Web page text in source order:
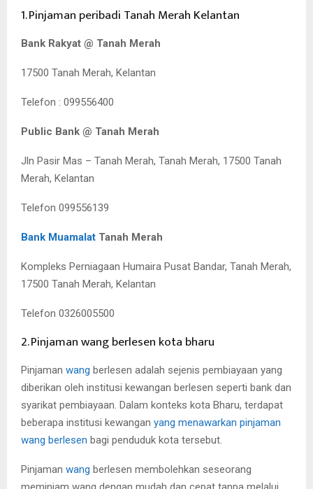
1. Pinjaman peribadi Tanah Merah Kelantan
Bank Rakyat @ Tanah Merah
17500 Tanah Merah, Kelantan
Telefon : 099556400
Public Bank @ Tanah Merah
Jln Pasir Mas – Tanah Merah, Tanah Merah, 17500 Tanah
Merah, Kelantan
Telefon 099556139
Bank Muamalat Tanah Merah
Kompleks Perniagaan Humaira Pusat Bandar, Tanah Merah,
17500 Tanah Merah, Kelantan
Telefon 0326005500
2. Pinjaman wang berlesen kota bharu
Pinjaman wang berlesen adalah sejenis pembiayaan yang
diberikan oleh institusi kewangan berlesen seperti bank dan
syarikat pembiayaan. Dalam konteks kota Bharu, terdapat
beberapa institusi kewangan yang menawarkan pinjaman
wang berlesen bagi penduduk kota tersebut.
Pinjaman wang berlesen membolehkan seseorang